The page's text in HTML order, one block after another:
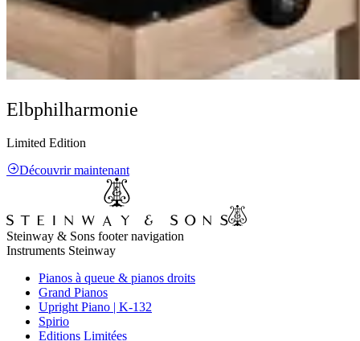
Elbphilharmonie
Limited Edition
Découvrir maintenant
Steinway & Sons footer navigation
Instruments Steinway
Pianos à queue & pianos droits
Grand Pianos
Upright Piano | K-132
Spirio
Editions Limitées